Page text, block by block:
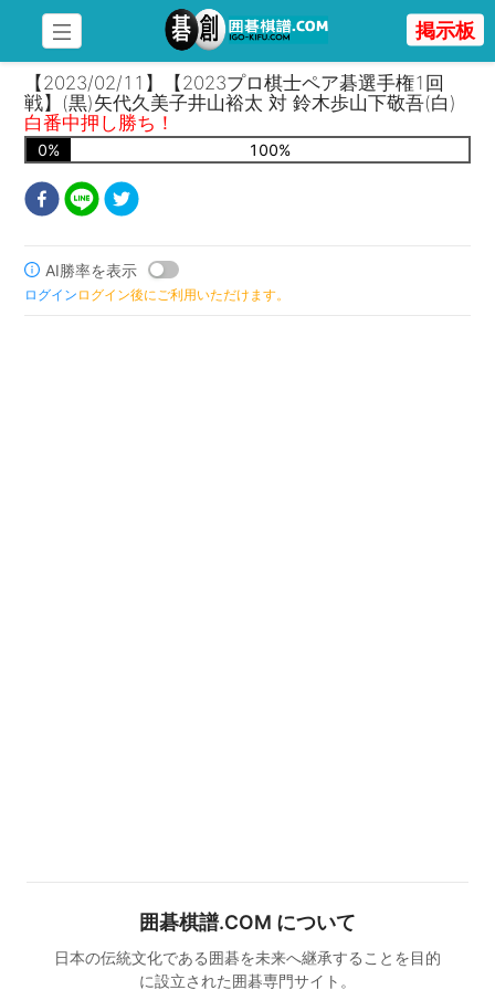
掲示板
【2023/02/11】【2023プロ棋士ペア碁選手権1回
戦】(黒)矢代久美子井山裕太 対 鈴木歩山下敬吾(白)
白番中押し勝ち！
0% 100%
AI勝率を表示
ログイン ログイン後にご利用いただけます。
囲碁棋譜.COM について
日本の伝統文化である囲碁を未来へ継承することを目的
に設立された囲碁専門サイト。